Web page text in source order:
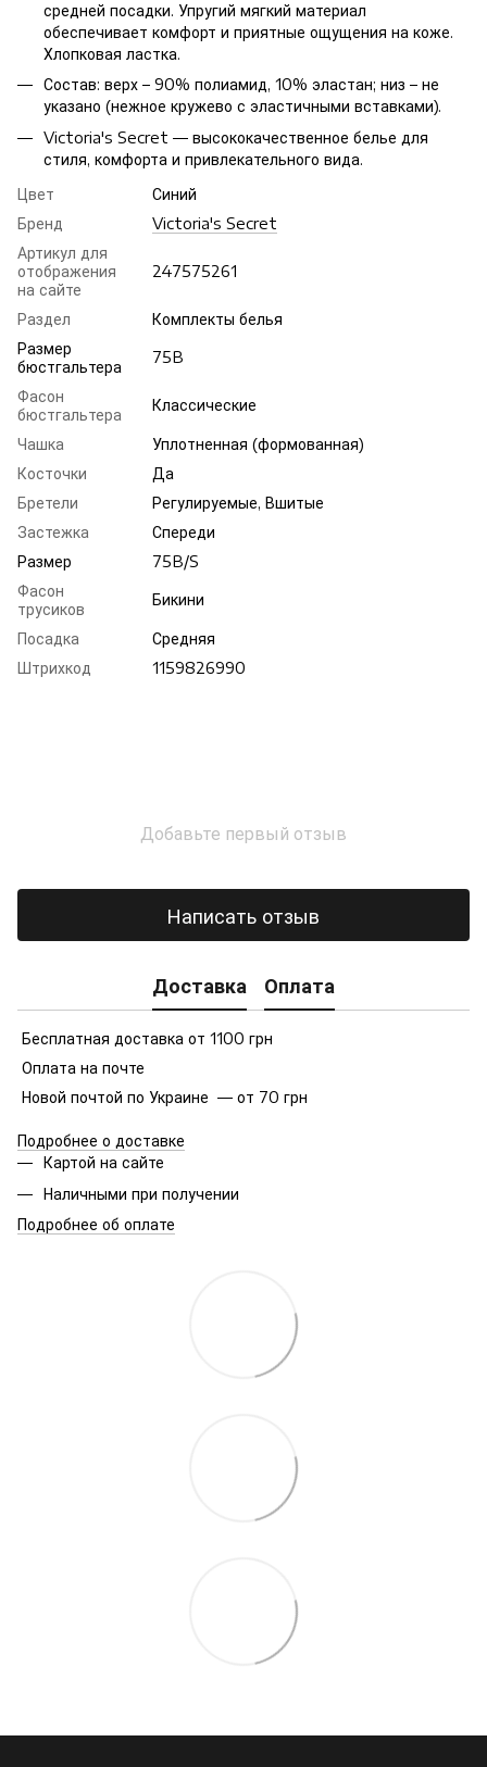
средней посадки. Упругий мягкий материал
обеспечивает комфорт и приятные ощущения на коже.
Хлопковая ластка.
Состав: верх – 90% полиамид, 10% эластан; низ – не
указано (нежное кружево с эластичными вставками).
Victoria's Secret — высококачественное белье для
стиля, комфорта и привлекательного вида.
Цвет
Синий
Бренд
Victoria's Secret
Артикул для
отображения
на сайте
247575261
Раздел
Комплекты белья
Размер
бюстгальтера
75B
Фасон
бюстгальтера
Классические
Чашка
Уплотненная (формованная)
Косточки
Да
Бретели
Регулируемые, Вшитые
Застежка
Спереди
Размер
75B/S
Фасон
трусиков
Бикини
Посадка
Средняя
Штрихкод
1159826990
Добавьте первый отзыв
Написать отзыв
Доставка Оплата
Бесплатная доставка от 1100 грн
Оплата на почте
Новой почтой по Украине — от 70 грн
Подробнее о доставке
Картой на сайте
Наличными при получении
Подробнее об оплате